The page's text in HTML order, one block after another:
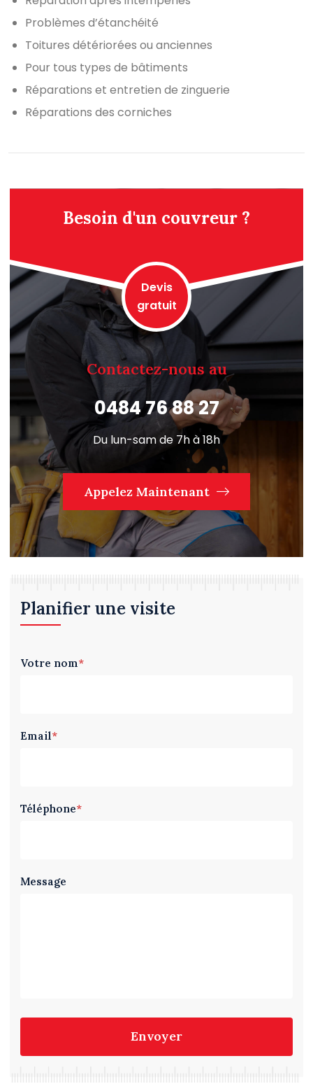
Problèmes d’étanchéité
Toitures détériorées ou anciennes
Pour tous types de bâtiments
Réparations et entretien de zinguerie
Réparations des corniches
Besoin d'un couvreur ?
Devis
gratuit
Contactez-nous au
0484 76 88 27
Du lun-sam de 7h à 18h
Appelez Maintenant
Planifier une visite
Votre nom*
Email*
Téléphone*
Message
Envoyer